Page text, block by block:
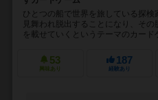
ひとつの船で世界を旅している探検
見舞われ脱出することになり、そ
を載せていくというテーマのカード
53
興味あり
187
経験あり